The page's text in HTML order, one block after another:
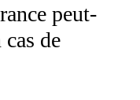
peut-
de